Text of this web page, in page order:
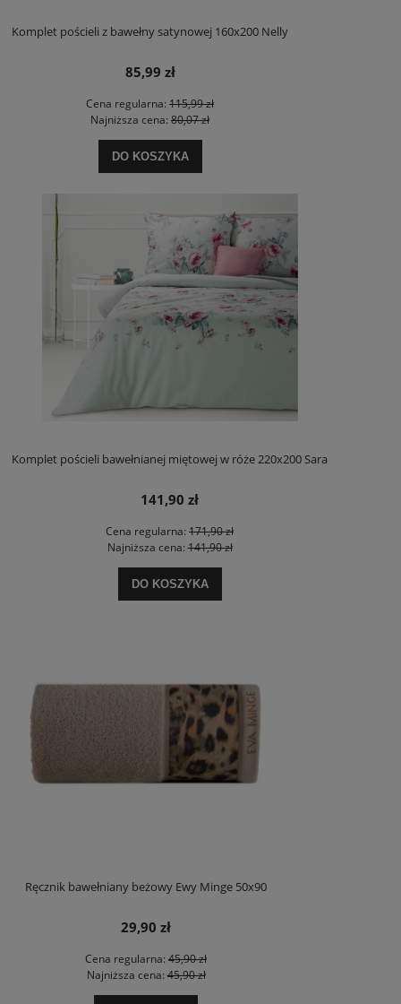
Komplet pościeli z bawełny satynowej 160x200 Nelly
85,99 zł
Cena regularna: 115,99 zł
Najniższa cena: 80,07 zł
DO KOSZYKA
Komplet pościeli bawełnianej miętowej w róże 220x200 Sara
141,90 zł
Cena regularna: 171,90 zł
Najniższa cena:141,90 zł
DO KOSZYKA
Ręcznik bawełniany beżowy Ewy Minge 50x90
29,90 zł
Cena regularna: 45,90 zł
Najniższa cena:45,90 zł